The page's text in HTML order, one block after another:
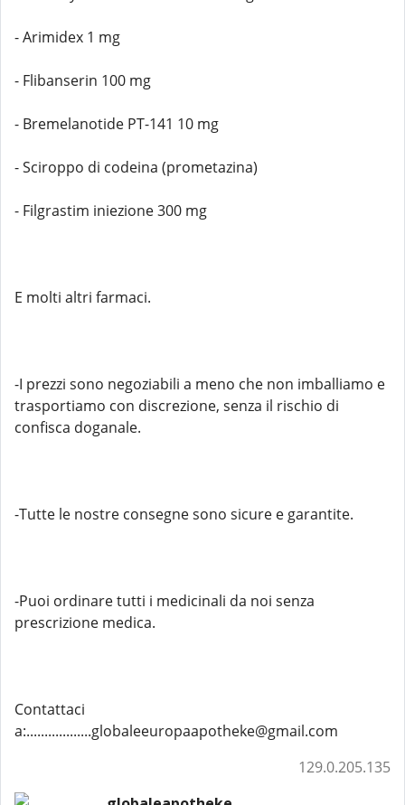
- Arimidex 1 mg
- Flibanserin 100 mg
- Bremelanotide PT-141 10 mg
- Sciroppo di codeina (prometazina)
- Filgrastim iniezione 300 mg
E molti altri farmaci.
-I prezzi sono negoziabili a meno che non imballiamo e
trasportiamo con discrezione, senza il rischio di
confisca doganale.
-Tutte le nostre consegne sono sicure e garantite.
-Puoi ordinare tutti i medicinali da noi senza
prescrizione medica.
Contattaci
a:..................globaleeuropaapotheke@gmail.com
129.0.205.135